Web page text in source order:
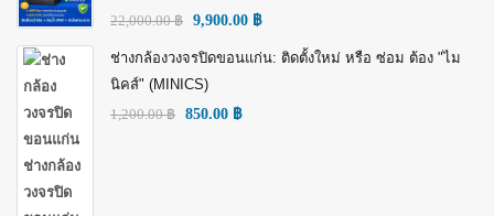
22,000.00฿ 9,900.00 ฿
ช่างกล้องวงจรปิดขอนแก่น: ติดตั้งใหม่ หรือ ซ่อม ต้อง "ไม
นิคส์" (MINICS)
1,200.00฿ 850.00 ฿